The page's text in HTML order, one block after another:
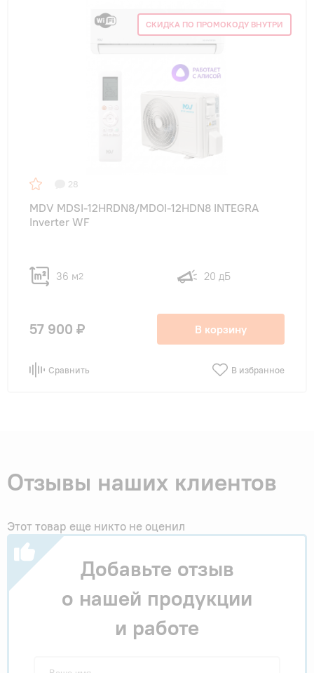
СКИДКА ПО ПРОМОКОДУ ВНУТРИ
28
MDV MDSI-12HRDN8/MDOI-12HDN8 INTEGRA
Inverter WF
36 м2 20 дБ
57 900 ₽ В корзину
Сравнить В избранное
Отзывы наших клиентов
Этот товар еще никто не оценил
Добавьте отзыв
о нашей продукции
и работе